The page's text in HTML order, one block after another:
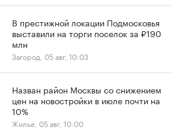
В престижной локации Подмосковья
выставили на торги поселок за ₽190
млн
Загород, 05 авг, 10:03
Назван район Москвы со снижением
цен на новостройки в июле почти на
10%
Жилье, 05 авг, 10:00